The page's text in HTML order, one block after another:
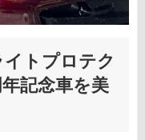
トプロテク
記念車を美